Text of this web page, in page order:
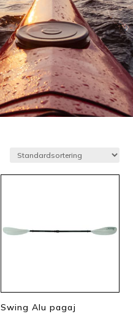
Swing Alu pagaj